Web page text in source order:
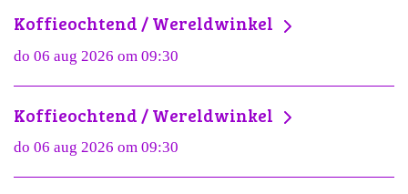
Koffieochtend / Wereldwinkel
do 06 aug 2026 om 09:30
Koffieochtend / Wereldwinkel
do 06 aug 2026 om 09:30